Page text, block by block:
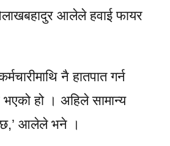
आलेले हवाई फायर
नै हातपात गर्न
हो । अहिले सामान्य
छ,’ आलेले भने ।